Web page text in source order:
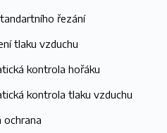
řezání
tlaku vzduchu
kontrola hořáku
kontrola tlaku vzduchu
ochrana